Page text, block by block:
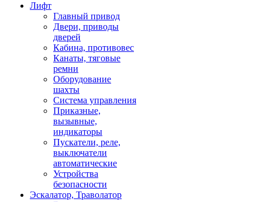
Лифт
Главный привод
Двери, приводы
дверей
Кабина, противовес
Канаты, тяговые
ремни
Оборудование
шахты
Система управления
Приказные,
вызывные,
индикаторы
Пускатели, реле,
выключатели
автоматические
Устройства
безопасности
Эскалатор, Траволатор